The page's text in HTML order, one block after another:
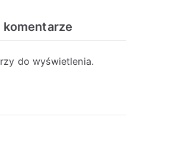
komentarze
do wyświetlenia.